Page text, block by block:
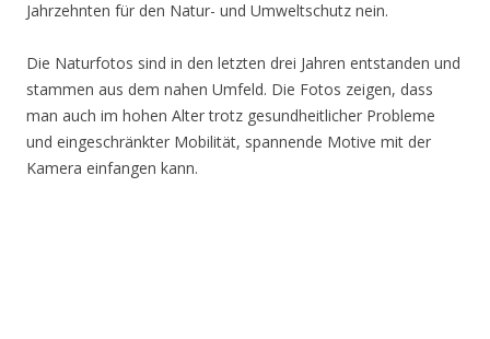
Jahrzehnten für den Natur- und Umweltschutz nein.
Die Naturfotos sind in den letzten drei Jahren entstanden und
stammen aus dem nahen Umfeld. Die Fotos zeigen, dass
man auch im hohen Alter trotz gesundheitlicher Probleme
und eingeschränkter Mobilität, spannende Motive mit der
Kamera einfangen kann.